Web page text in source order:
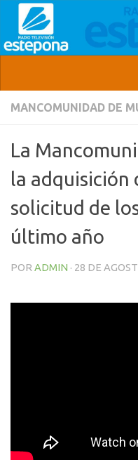
MANCOMUNIDAD DE
La
la adquisición
solicitud de
último año
POR ADMIN · 28 DE